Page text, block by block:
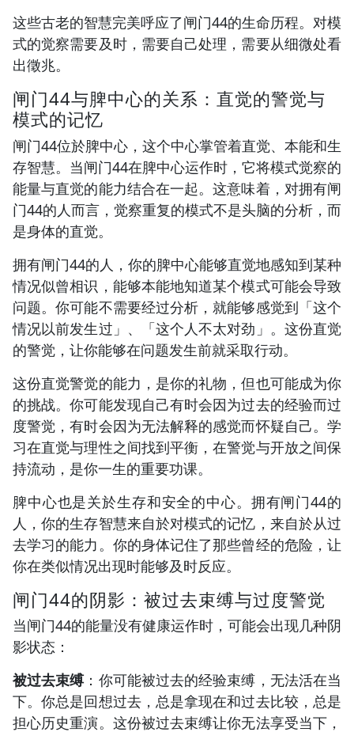
这些古老的智慧完美呼应了闸门44的生命历程。对模
式的觉察需要及时，需要自己处理，需要从细微处看
出徵兆。
闸门44与脾中心的关系：直觉的警觉与
模式的记忆
闸门44位於脾中心，这个中心掌管着直觉、本能和生
存智慧。当闸门44在脾中心运作时，它将模式觉察的
能量与直觉的能力结合在一起。这意味着，对拥有闸
门44的人而言，觉察重复的模式不是头脑的分析，而
是身体的直觉。
拥有闸门44的人，你的脾中心能够直觉地感知到某种
情况似曾相识，能够本能地知道某个模式可能会导致
问题。你可能不需要经过分析，就能够感觉到「这个
情况以前发生过」、「这个人不太对劲」。这份直觉
的警觉，让你能够在问题发生前就采取行动。
这份直觉警觉的能力，是你的礼物，但也可能成为你
的挑战。你可能发现自己有时会因为过去的经验而过
度警觉，有时会因为无法解释的感觉而怀疑自己。学
习在直觉与理性之间找到平衡，在警觉与开放之间保
持流动，是你一生的重要功课。
脾中心也是关於生存和安全的中心。拥有闸门44的
人，你的生存智慧来自於对模式的记忆，来自於从过
去学习的能力。你的身体记住了那些曾经的危险，让
你在类似情况出现时能够及时反应。
闸门44的阴影：被过去束缚与过度警觉
当闸门44的能量没有健康运作时，可能会出现几种阴
影状态：
被过去束缚：你可能被过去的经验束缚，无法活在当
下。你总是回想过去，总是拿现在和过去比较，总是
担心历史重演。这份被过去束缚让你无法享受当下，